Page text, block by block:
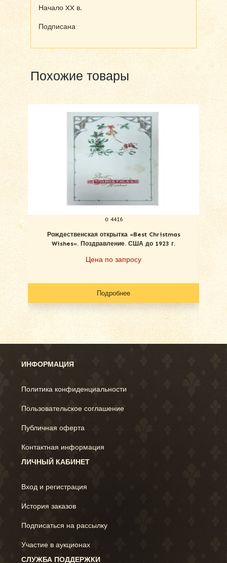
Начало XX в.
Подписана
Похожие товары
о 4416
Рождественская открытка «Best Christmas
Wishes». Поздравление. США до 1923 г.
Цена по запросу
Подробнее
С
ИНФОРМАЦИЯ
Политика конфиденциальности
Пользовательское соглашение
Публичная оферта
Контактная информация
ЛИЧНЫЙ КАБИНЕТ
Вход и регистрация
История заказов
Подписаться на рассылку
Участие в аукционах
СЛУЖБА ПОДДЕРЖКИ